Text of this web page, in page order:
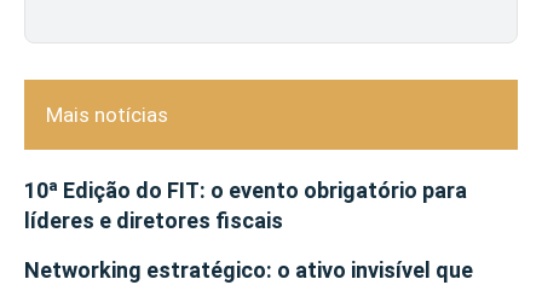
Mais notícias
10ª Edição do FIT: o evento obrigatório para
líderes e diretores fiscais
Networking estratégico: o ativo invisível que